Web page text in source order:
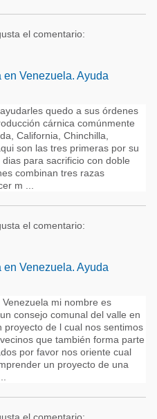
el comentario:
Venezuela. Ayuda
quedo a sus órdenes
cárnica comúnmente
California, Chinchilla,
son las tres primeras por su
para sacrificio con doble
combinan tres razas
m ...
el comentario:
Venezuela. Ayuda
mi nombre es
consejo comunal del valle en
de l cual nos sentimos
que también forma parte
por favor nos oriente cual
un proyecto de una